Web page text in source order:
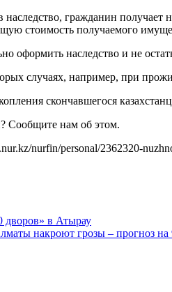
гражданин получает
стоимость получаемого
оформить наследство и не
случаях, например, при
скончавшегося
Сообщите нам об этом.
nurfin/personal/2362320-
дворов» в Атырау
накроют грозы – прогноз на